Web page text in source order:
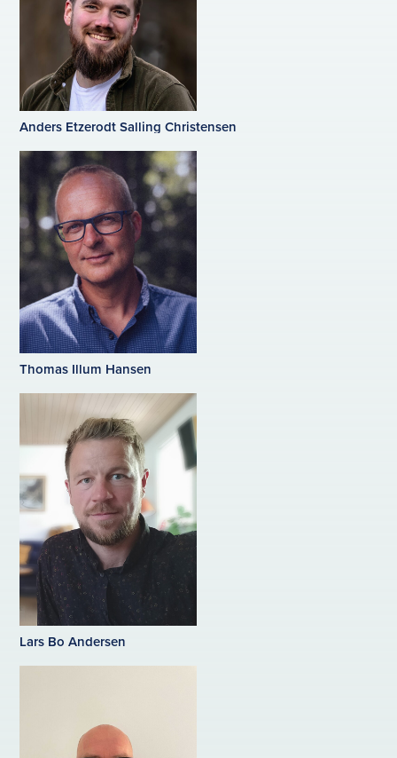
Anders Etzerodt Salling Christensen
Thomas Illum Hansen
Lars Bo Andersen